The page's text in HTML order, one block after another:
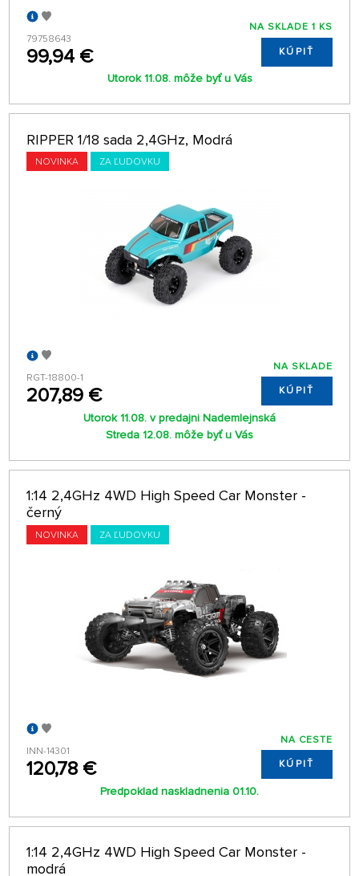
79758643
99,94 €
NA SKLADE 1 KS
KÚPIŤ
Utorok 11.08. môže byť u Vás
RIPPER 1/18 sada 2,4GHz, Modrá
NOVINKA ZA ĽUDOVKU
RGT-18800-1
207,89 €
NA SKLADE
KÚPIŤ
Utorok 11.08. v predajni Nademlejnská
Streda 12.08. môže byť u Vás
1:14 2,4GHz 4WD High Speed Car Monster -
černý
NOVINKA ZA ĽUDOVKU
INN-14301
120,78 €
NA CESTE
KÚPIŤ
Predpoklad naskladnenia 01.10.
1:14 2,4GHz 4WD High Speed Car Monster -
modrá